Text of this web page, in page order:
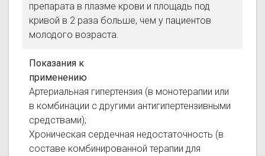
препарата в плазме крови и площадь под
кривой в 2 раза больше, чем у пациентов
молодого возраста.
Показания к
применению
Артериальная гипертензия (в монотерапии или
в комбинации с другими антигипертензивными
средствами);
Хроническая сердечная недостаточность (в
составе комбинированной терапии для